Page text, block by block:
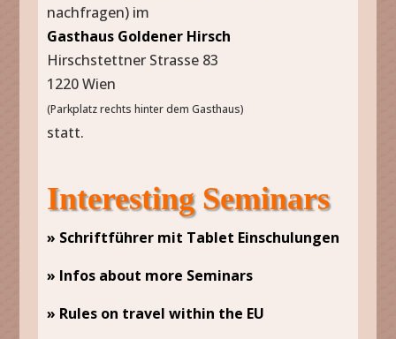
nachfragen) im
Gasthaus Goldener Hirsch
Hirschstettner Strasse 83
1220 Wien
(Parkplatz rechts hinter dem Gasthaus)
statt.
Interesting Seminars
» Schriftführer mit Tablet Einschulungen
» Infos about more Seminars
» Rules on travel within the EU